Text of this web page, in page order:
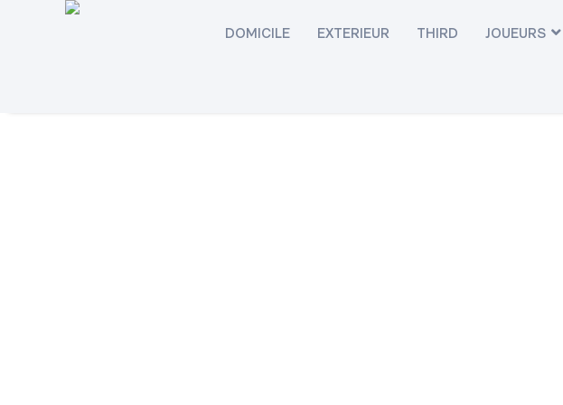
DOMICILE EXTERIEUR THIRD JOUEURS